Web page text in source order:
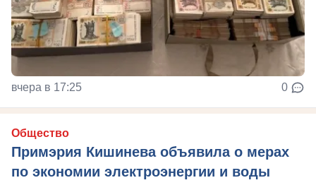
вчера в 17:25 0
Общество
Примэрия Кишинева объявила о мерах
по экономии электроэнергии и воды